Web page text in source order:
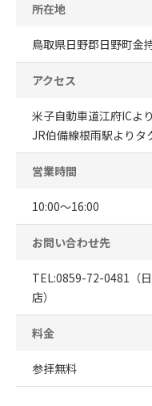
所在地
鳥取県日野郡日野町金
アクセス
米子自動車道江府ICよ
JR伯備線根雨駅よりタ
営業時間
10:00～16:00
お問い合わせ先
TEL:0859-72-0481（
店）
料金
参拝無料